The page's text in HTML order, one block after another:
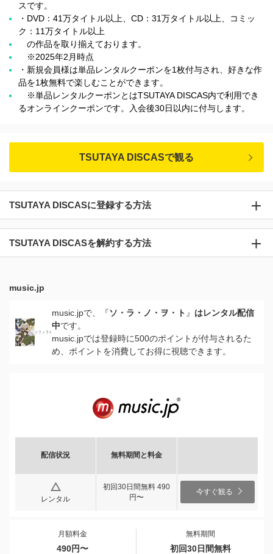
スです。
・DVD：41万タイトル以上、CD：31万タイトル以上、コミッ
ク：11万タイトル以上
の作品を取り揃えております。
※2025年2月時点
・新規会員様は単品レンタルクーポンを1枚付与され、好きな作
品を1枚無料で楽しむことができます。
※単品レンタルクーポンとはTSUTAYA DISCAS内で利用でき
るオンラインクーポンです。入会後30日以内に付与します。
TSUTAYA DISCASで観る
TSUTAYA DISCASに登録する方法
TSUTAYA DISCASを解約する方法
music.jp
music.jpで、『ソ・ラ・ノ・ヲ・ト 』 はレンタル配信
中です。
music.jpでは登録時に500のポイントが付与されるた
め、ポイントを消費してお得に視聴できます。
配信状況 無料期間と料金
レンタル
初回30日間無料 490
円〜
今すぐ観る
月額料金
490円〜
無料期間
初回30日間無料